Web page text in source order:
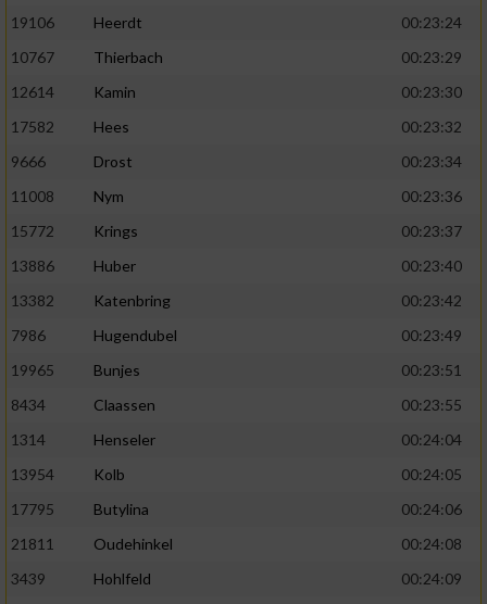
19106
Heerdt
00:23:24
10767
Thierbach
00:23:29
12614
Kamin
00:23:30
17582
Hees
00:23:32
9666
Drost
00:23:34
11008
Nym
00:23:36
15772
Krings
00:23:37
13886
Huber
00:23:40
13382
Katenbring
00:23:42
7986
Hugendubel
00:23:49
19965
Bunjes
00:23:51
8434
Claassen
00:23:55
1314
Henseler
00:24:04
13954
Kolb
00:24:05
17795
Butylina
00:24:06
21811
Oudehinkel
00:24:08
3439
Hohlfeld 00:24:09